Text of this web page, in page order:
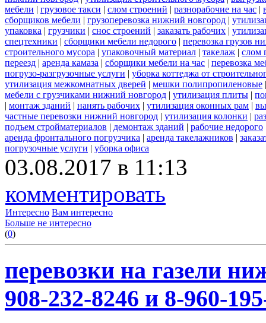
мебели | грузовое такси | слом строений | разнорабочие на час |
сборщиков мебели | грузоперевозка нижний новгород |
упаковка | грузчики | снос строений | заказать рабочих |
спецтехники | сборщики мебели недорого | перевозка грузов
строительного мусора | упаковочный материал | такелаж | слом
переезд | аренда камаза | сборщики мебели на час | перевозка
погрузо-разгрузочные услуги | уборка коттеджа от
утилизация межкомнатных дверей | мешки полипропиленовые
мебели с грузчиками нижний новгород | утилизация плиты |
| монтаж зданий | нанять рабочих | утилизация оконных рам |
частные перевозки нижний новгород | утилизация колонки |
подъем стройматериалов | демонтаж зданий | рабочие недорого
аренда фронтального погрузчика | аренда такелажников |
погрузочные услуги | уборка офиса
03.08.2017 в 11:13
комментировать
Интересно Вам интересно
Больше не интересно
(0)
перевозки на газели
908-232-8246 и 8-960-